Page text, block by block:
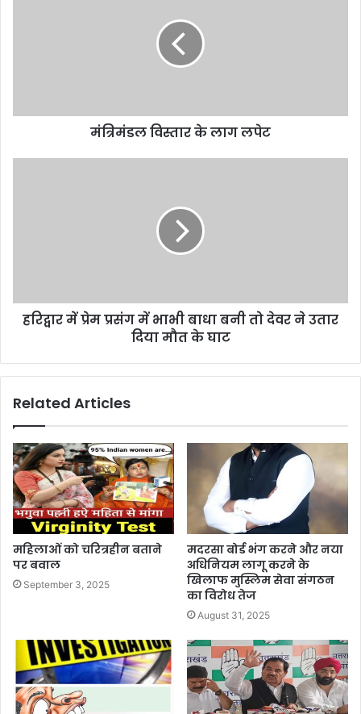
मंत्रिमंडल विस्तार के लाग लपेट
हरिद्वार में प्रेम प्रसंग में भाभी बाधा बनी तो देवर ने उतार
दिया मौत के घाट
Related Articles
महिलाओं को चरित्रहीन बताने
पर बवाल
September 3, 2025
मदरसा बोर्ड भंग करने और नया
अधिनियम लागू करने के
खिलाफ मुस्लिम सेवा संगठन
का विरोध तेज
August 31, 2025